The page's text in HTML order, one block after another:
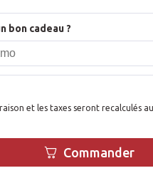
bon cadeau ?
et les taxes seront recalculés
Commander